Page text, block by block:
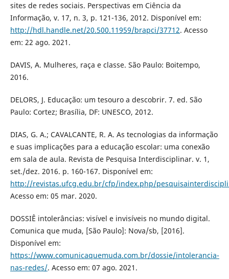
sites de redes sociais. Perspectivas em Ciência da
Informação, v. 17, n. 3, p. 121-136, 2012. Disponível em:
http://hdl.handle.net/20.500.11959/brapci/37712. Acesso
em: 22 ago. 2021.
DAVIS, A. Mulheres, raça e classe. São Paulo: Boitempo,
2016.
DELORS, J. Educação: um tesouro a descobrir. 7. ed. São
Paulo: Cortez; Brasília, DF: UNESCO, 2012.
DIAS, G. A.; CAVALCANTE, R. A. As tecnologias da informação
e suas implicações para a educação escolar: uma conexão
em sala de aula. Revista de Pesquisa Interdisciplinar. v. 1,
set./dez. 2016. p. 160-167. Disponível em:
http://revistas.ufcg.edu.br/cfp/index.php/
Acesso em: 05 mar. 2020.
DOSSIÊ intolerâncias: visível e invisíveis no mundo digital.
Comunica que muda, [São Paulo]: Nova/sb, [2016].
Disponível em:
https://www.comunicaquemuda.com.br/dossie/intolerancia-
nas-redes/. Acesso em: 07 ago. 2021.